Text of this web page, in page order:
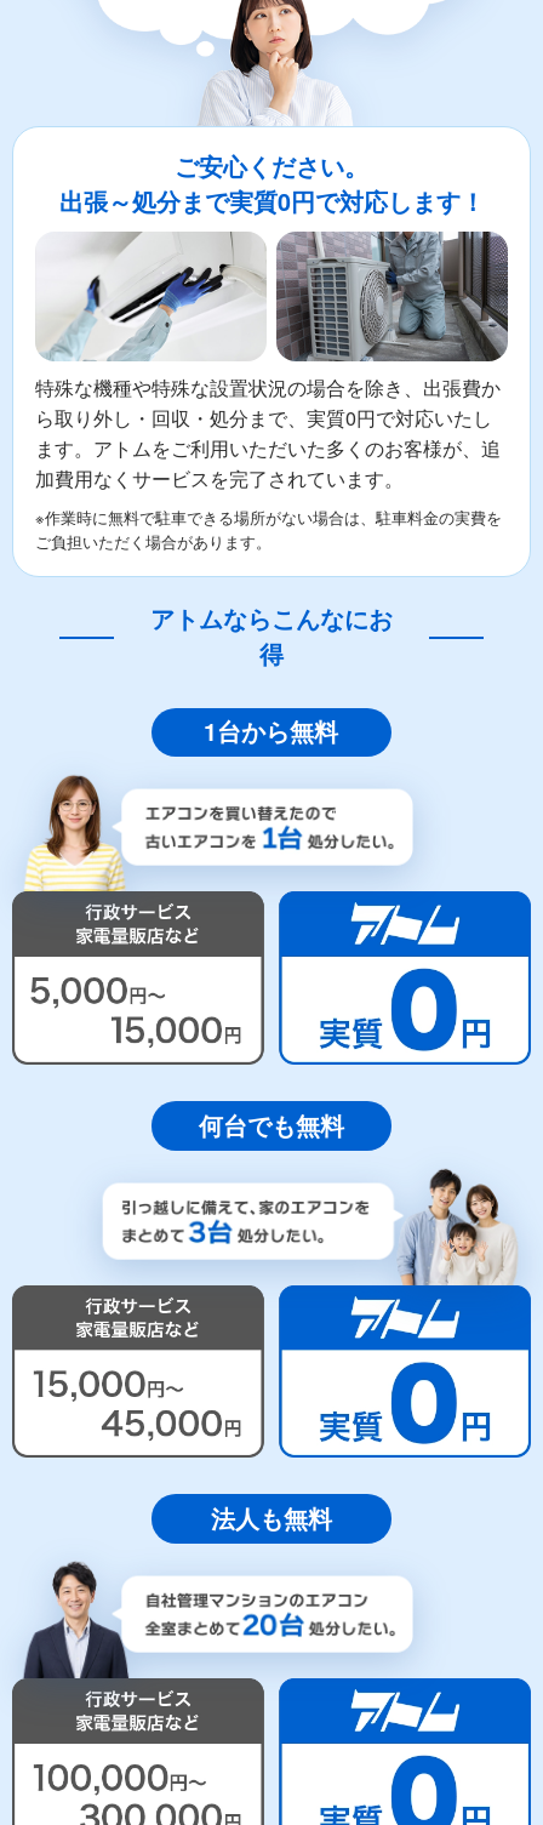
ご安心ください。
出張～処分まで実質0円で対応します！
特殊な機種や特殊な設置状況の場合を除き、出張費か
ら取り外し・回収・処分まで、実質0円で対応いたし
ます。アトムをご利用いただいた多くのお客様が、追
加費用なくサービスを完了されています。
※作業時に無料で駐車できる場所がない場合は、駐車料金の実費を
ご負担いただく場合があります。
アトムならこんなにお
得
1台から無料
何台でも無料
法人も無料